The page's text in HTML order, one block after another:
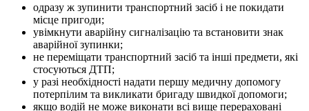
одразу ж зупинити транспортний засіб і не покидати
місце пригоди;
увімкнути аварійну сигналізацію та встановити знак
аварійної зупинки;
не переміщати транспортний засіб та інші предмети, які
стосуються ДТП;
у разі необхідності надати першу медичну допомогу
потерпілим та викликати бригаду швидкої допомоги;
якщо водій не може виконати всі вище перераховані